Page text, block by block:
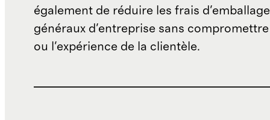
également de réduire les frais
généraux d'entreprise sans
ou l'expérience de la clientèle.